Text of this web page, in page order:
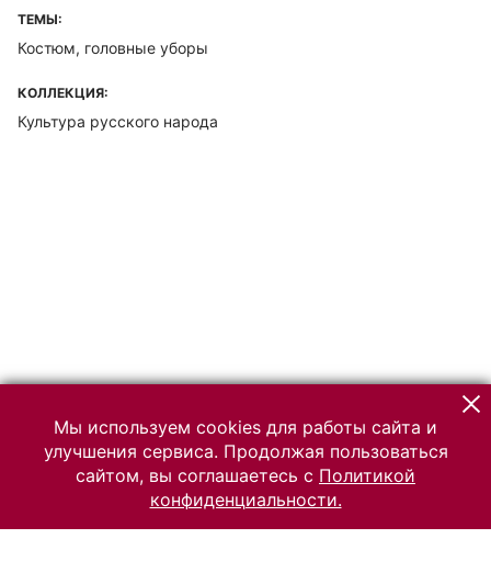
ТЕМЫ:
Костюм, головные уборы
КОЛЛЕКЦИЯ:
Культура русского народа
Мы используем cookies для работы сайта и
улучшения сервиса. Продолжая пользоваться
сайтом, вы соглашаетесь с Политикой
конфиденциальности.